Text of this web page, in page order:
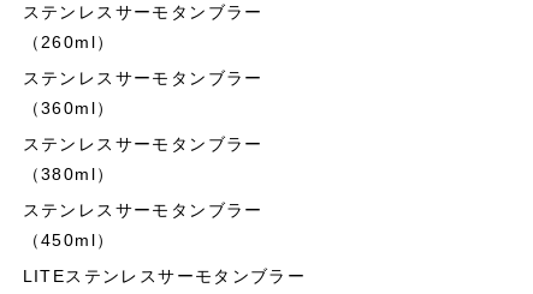
ステンレスサーモタンブラー
（260ml）
ステンレスサーモタンブラー
（360ml）
ステンレスサーモタンブラー
（380ml）
ステンレスサーモタンブラー
（450ml）
LITEステンレスサーモタンブラー